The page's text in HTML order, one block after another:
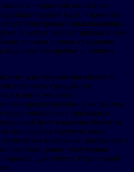
о «гаражной амнистии»
гаражей ждут «гаражную
правоустанавливающих
не могут зарегистрировать свои
призван помочь гражданам
под ними без препон и лишних
для оформления объектов
гражданину
в орган местного
о предоставлении участка под
обязательно приложить
факт владения объектом.
приводится перечень таких
платежные документы о
ранее полученные
гаражей, документы технической